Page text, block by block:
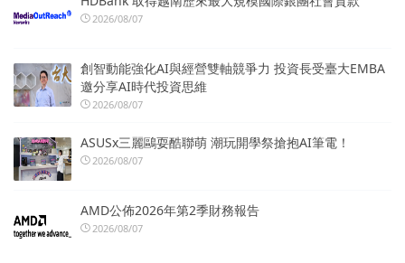
2026/08/07
創智動能強化AI與經營雙軸競爭力 投資長受臺大EMBA
邀分享AI時代投資思維
2026/08/07
ASUSx三麗鷗耍酷聯萌 潮玩開學祭搶抱AI筆電！
2026/08/07
AMD公佈2026年第2季財務報告
2026/08/07